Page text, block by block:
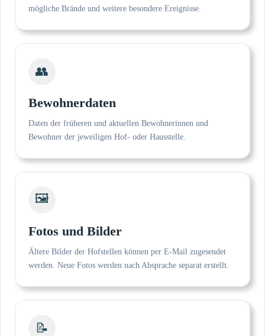
mögliche Brände und weitere besondere Ereignisse.
👥
Bewohnerdaten
Daten der früheren und aktuellen Bewohnerinnen und
Bewohner der jeweiligen Hof- oder Hausstelle.
🖼
Fotos und Bilder
Ältere Bilder der Hofstellen können per E-Mail zugesendet
werden. Neue Fotos werden nach Absprache separat erstellt.
📝